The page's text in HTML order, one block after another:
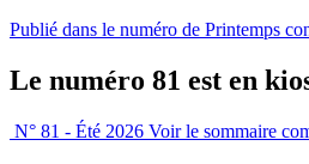
Publié dans le numéro de Printemps
Le numéro 81 est en
N° 81 - Été 2026 Voir le sommaire